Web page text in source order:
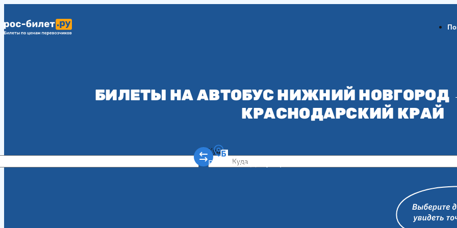
БИЛЕТЫ НА АВТОБУС НИЖНИЙ НОВГОРОД
КРАСНОДАРСКИЙ КРАЙ
Куда
Ростов-на-Дону